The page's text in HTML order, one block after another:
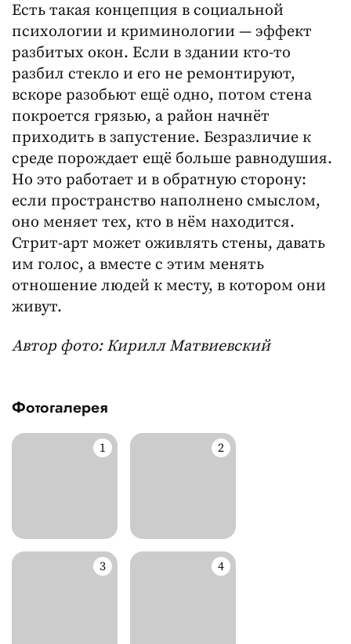
Есть такая концепция в социальной
психологии и криминологии — эффект
разбитых окон. Если в здании кто-то
разбил стекло и его не ремонтируют,
вскоре разобьют ещё одно, потом стена
покроется грязью, а район начнёт
приходить в запустение. Безразличие к
среде порождает ещё больше равнодушия.
Но это работает и в обратную сторону:
если пространство наполнено смыслом,
оно меняет тех, кто в нём находится.
Стрит-арт может оживлять стены, давать
им голос, а вместе с этим менять
отношение людей к месту, в котором они
живут.
Автор фото: Кирилл Матвиевский
Фотогалерея